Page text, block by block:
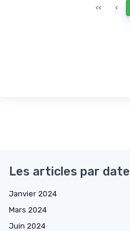
‹‹ ‹
Les articles par date
Janvier 2024
Mars 2024
Juin 2024